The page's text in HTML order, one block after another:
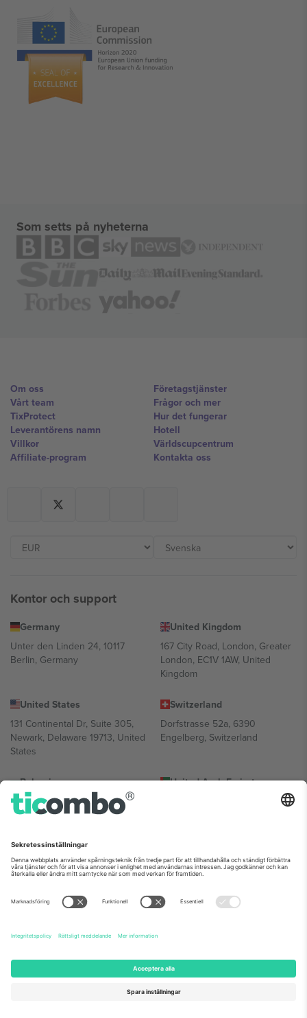
Som setts på nyheterna
Om oss
Vårt team
TixProtect
Leverantörens namn
Villkor
Affiliate-program
Företagstjänster
Frågor och mer
Hur det fungerar
Hotell
Världscupcentrum
Kontakta oss
Kontor och support
Germany
Unter den Linden 24, 10117
Berlin, Germany
United Kingdom
167 City Road, London, Greater
London, EC1V 1AW, United
Kingdom
United States
131 Continental Dr, Suite 305,
Newark, Delaware 19713, United
States
Switzerland
Dorfstrasse 52a, 6390
Engelberg, Switzerland
Bulgaria
Regus Sofia City West, bul
Totleben 53-55, 1606 Sofia,
United Arab Emirates
UAE Dubai Silicon Oasis, DDP
Mexico
Av Chapultepec 360, Roma
Norte, Cuauhtémoc, 06700
Ciudad de México, CDMX,
plats, evenemang och/eller domän. För detaljer, se specifik
evenemangssida, avtryck och villkor.,Leverantörens namn
© 2026 Ticombo. Alla rättigheter förbehållna.